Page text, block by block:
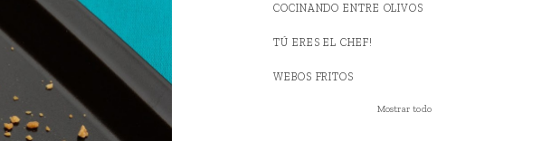
COCINANDO ENTRE OLIVOS
TÚ ERES EL CHEF!
WEBOS FRITOS
Mostrar todo